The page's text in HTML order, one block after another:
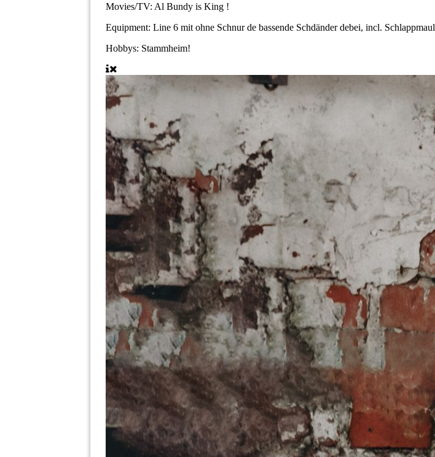
Movies/TV: Al Bundy is King !
Equipment: Line 6 mit ohne Schnur de bassende Schdänder debei, incl. Schlappmaul
Hobbys: Stammheim!